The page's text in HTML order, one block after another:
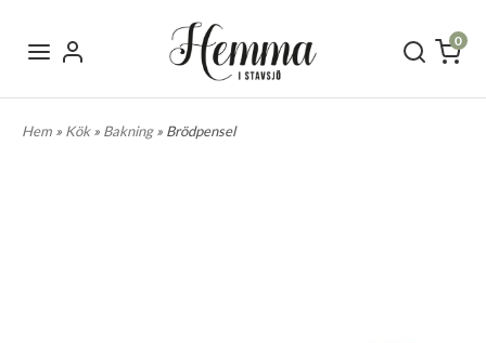
0
Hem » Kök» Bakning» Brödpensel